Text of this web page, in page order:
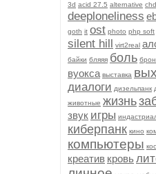
3d acid 27.5 alternative
deeploneliness
goth it ost photo php soft
silent hill virt2real
байки бляяя боль
вуокса выставка
диалоги дизельпанк
животные жизнь
звук игры
киберпанк кино
компьютеры
креатив кровь